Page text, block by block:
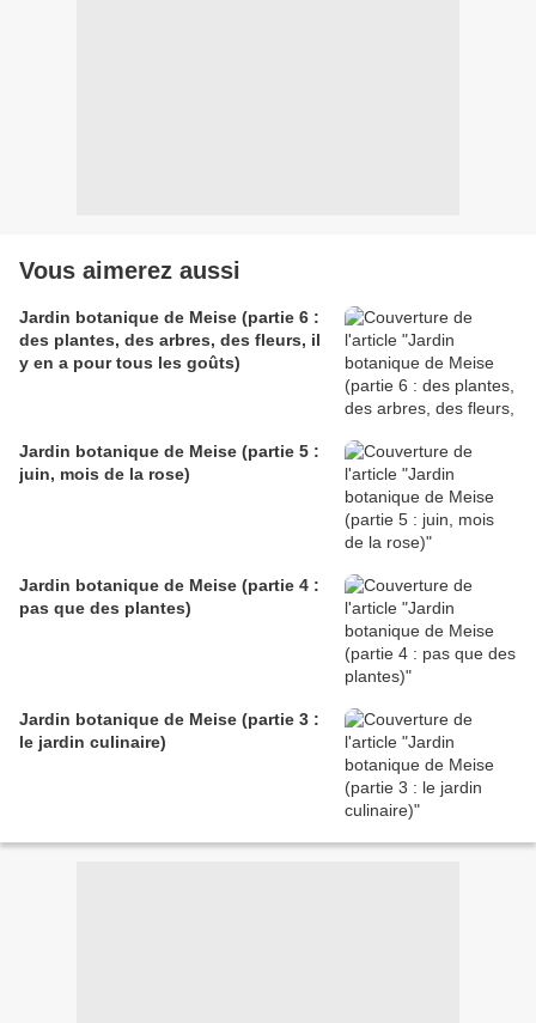
Vous aimerez aussi
Jardin botanique de Meise (partie 6 :
des plantes, des arbres, des fleurs, il
y en a pour tous les goûts)
Jardin botanique de Meise (partie 5 :
juin, mois de la rose)
Jardin botanique de Meise (partie 4 :
pas que des plantes)
Jardin botanique de Meise (partie 3 :
le jardin culinaire)